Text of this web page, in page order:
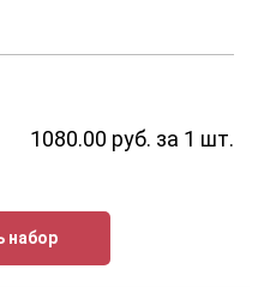
1080.00 руб. за 1 шт.
набор